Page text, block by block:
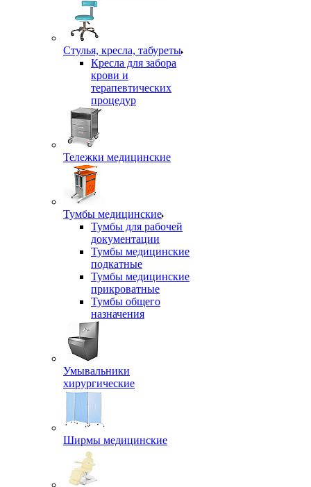
Стулья, кресла, табуреты
Кресла для забора
крови и
терапевтических
процедур
Тележки медицинские
Тумбы медицинские
Тумбы для рабочей
документации
Тумбы медицинские
подкатные
Тумбы медицинские
прикроватные
Тумбы общего
назначения
Умывальники
хирургические
Ширмы медицинские